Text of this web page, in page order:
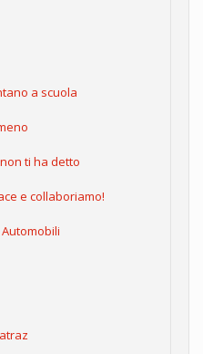
a scuola
ti ha detto
e collaboriamo!